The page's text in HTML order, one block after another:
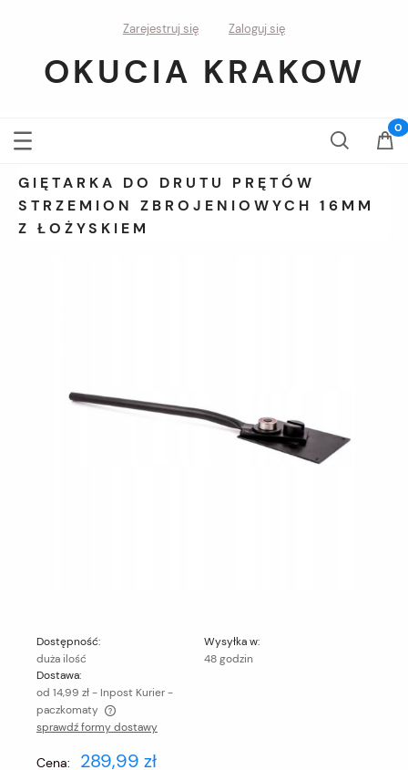
Zarejestruj się Zaloguj się
OKUCIA KRAKOW
GIĘTARKA DO DRUTU PRĘTÓW
STRZEMION ZBROJENIOWYCH 16MM
Z ŁOŻYSKIEM
Dostępność:
duża ilość
Wysyłka w:
48 godzin
Dostawa:
od 14,99 zł- Inpost Kurier -
paczkomaty
Cena nie zawiera ewentualnych kosztów płatności
sprawdź formy dostawy
Cena: 289,99 zł